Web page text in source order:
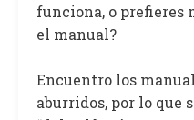
funciona, o prefieres
el manual?
Encuentro los
aburridos, por lo que